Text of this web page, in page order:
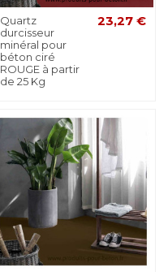
Quartz
durcisseur
minéral pour
béton ciré
ROUGE à partir
de 25 Kg
23,27 €